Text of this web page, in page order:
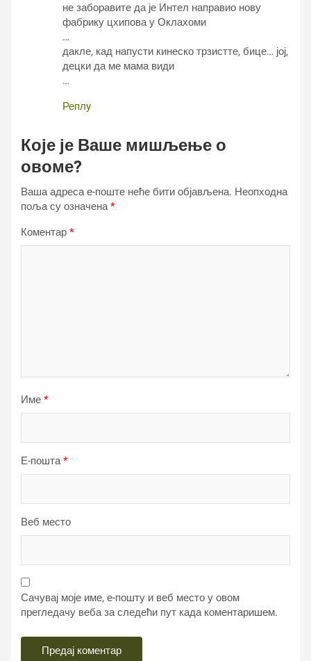
не заборавите да је Интел направио нову
фабрику цхипова у Оклахоми
…
дакле, кад напусти кинеско трзистте, бице… јој,
децки да ме мама види
…
Реплy
Које је Ваше мишљење о
овоме?
Ваша адреса е-поште неће бити објављена. Неопходна
поља су означена*
Коментар *
Име *
Е-пошта*
Веб место
Сачувај моје име, е-пошту и веб место у овом
прегледачу веба за следећи пут када коментаришем.